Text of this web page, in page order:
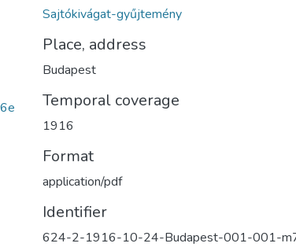
Sajtókivágat-gyűjtemény
Place, address
Budapest
Temporal coverage
1916
Format
application/pdf
Identifier
624-2-1916-10-24-Budapest-001-001-